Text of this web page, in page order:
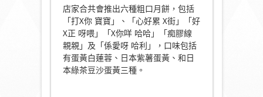
店家合共會推出六種粗口月餅，包括
「打X你 寶寶」、「心好累 X街」「好
X正 呀喂」「X你咩 哈哈」「痴膠線
親親」及「係愛呀 哈利」，口味包括
有蛋黃白蓮蓉、日本紫薯蛋黃、和日
本綠茶豆沙蛋黃三種。